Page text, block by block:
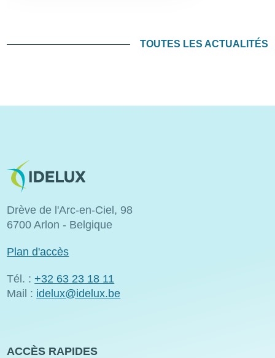
TOUTES LES ACTUALITÉS
Image
Drève de l'Arc-en-Ciel, 98
6700 Arlon - Belgique
Plan d'accès
Tél. : +32 63 23 18 11
Mail : idelux@idelux.be
ACCÈS RAPIDES